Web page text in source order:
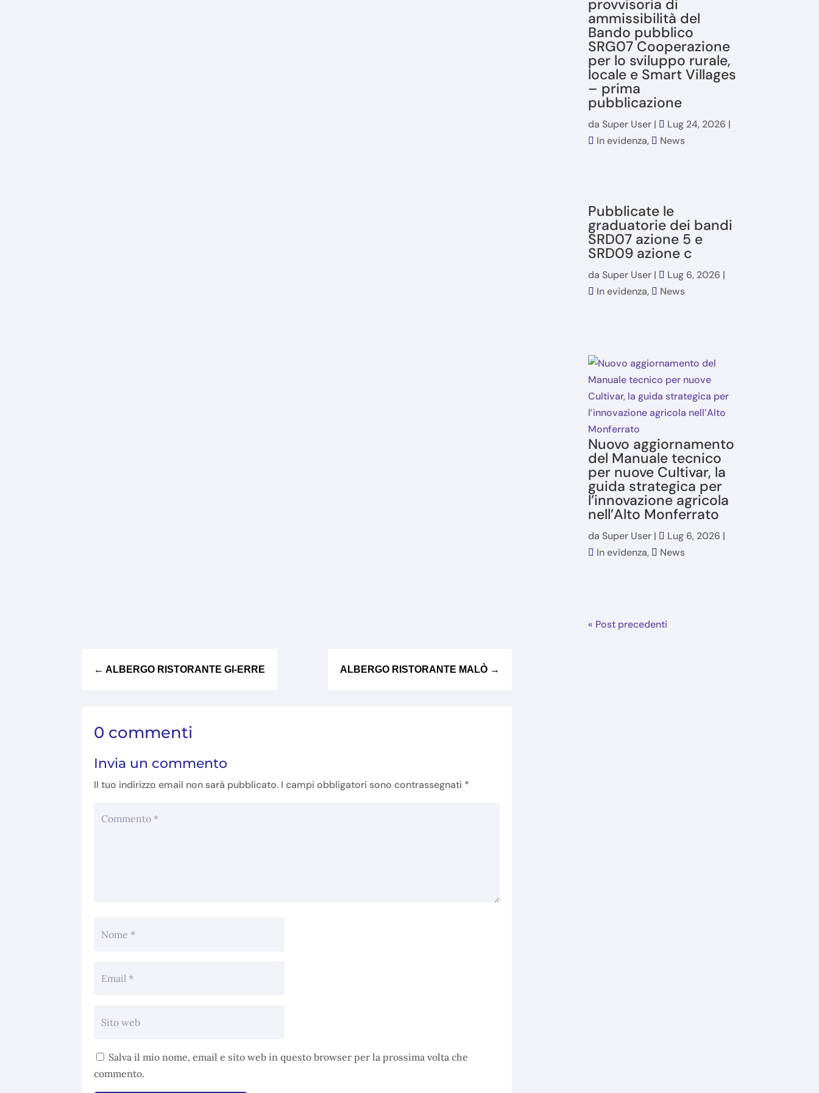
provvisoria di
ammissibilità del
Bando pubblico
SRG07 Cooperazione
per lo sviluppo rurale,
locale e Smart Villages
– prima
pubblicazione
da Super User| Lug 24, 2026 |
In evidenza, News
Pubblicate le
graduatorie dei bandi
SRD07 azione 5 e
SRD09 azione c
da Super User| Lug 6, 2026 |
In evidenza, News
Nuovo aggiornamento
del Manuale tecnico
per nuove Cultivar, la
guida strategica per
l’innovazione agricola
nell’Alto Monferrato
da Super User| Lug 6, 2026 |
In evidenza, News
« Post precedenti
←ALBERGO RISTORANTE GI-ERRE ALBERGO RISTORANTE MALÒ →
0 commenti
Invia un commento
Il tuo indirizzo email non sarà pubblicato. I campi obbligatori sono contrassegnati *
Salva il mio nome, email e sito web in questo browser per la prossima volta che
commento.